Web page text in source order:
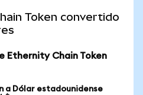
Token convertido
Ethernity Chain Token
a Dólar estadounidense